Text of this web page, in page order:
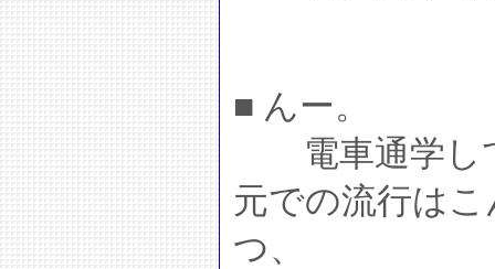
■ んー。
電車通学し
元での流行は
つ、